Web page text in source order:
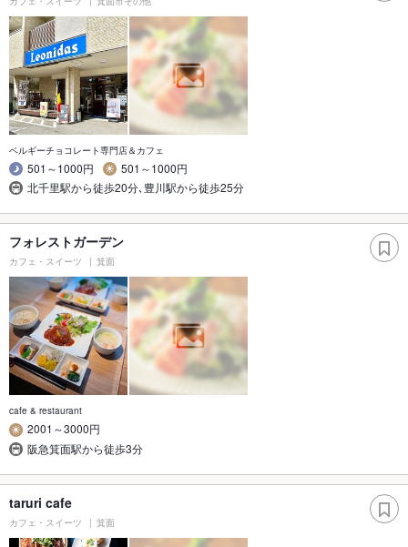
ベルギーチョコレート専門店＆カフェ
501～1000円
501～1000円
北千里駅から徒歩20分､豊川駅から徒歩25分
フォレストガーデン
カフェ・スイーツ 箕面
cafe & restaurant
2001～3000円
阪急箕面駅から徒歩3分
taruri cafe
カフェ・スイーツ 箕面